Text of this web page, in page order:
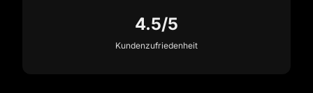
4.5/5
Kundenzufriedenheit